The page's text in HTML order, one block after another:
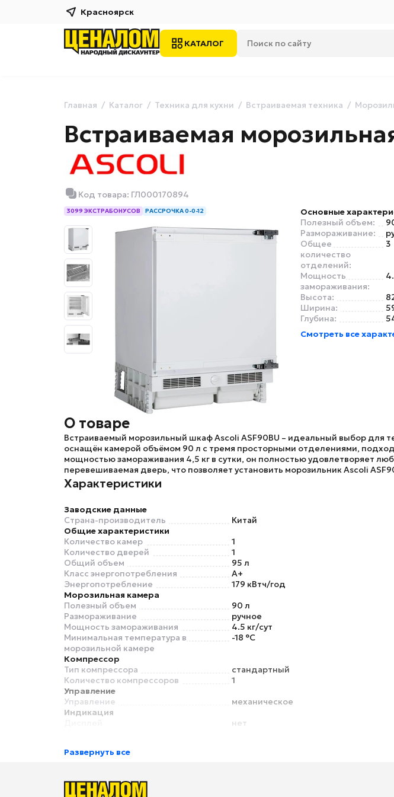
Красноярск
КАТАЛОГ
Главная Каталог Техника для кухни Встраиваемая техника
Встраиваемая
Код товара: ГЛ000170894
3099 ЭКСТРАБОНУСОВ РАССРОЧКА 0-0-12
Основные
Полезный объем:
Размораживание:
Общее
количество
отделений:
3
Мощность
замораживания:
Высота:
Ширина:
Глубина:
Смотреть все
О товаре
Встраиваемый морозильный шкафAscoli ASF90BU – идеальный выбор для
оснащён камерой объёмом 90 л с тремя просторными отделениями,
мощностью замораживания 4,5 кг в сутки, он полностью удовлетворяет
перевешиваемая дверь, что позволяет установить морозильникAscoli
Характеристики
Заводские данные
Страна-производитель
Китай
Общие характеристики
Количество камер
1
Количество дверей
1
Общий объем
95 л
Класс энергопотребления
A+
Энергопотребление
179 кВтч/год
Морозильная камера
Полезный объем
90 л
Размораживание
ручное
Мощность замораживания
4.5 кг/сут
Минимальная температура в
морозильной камере
-18 °C
Компрессор
Тип компрессора
стандартный
Количество компрессоров
1
Управление
Управление
механическое
Индикация
нет
Режимы
Внутреннее освещение
Развернуть все